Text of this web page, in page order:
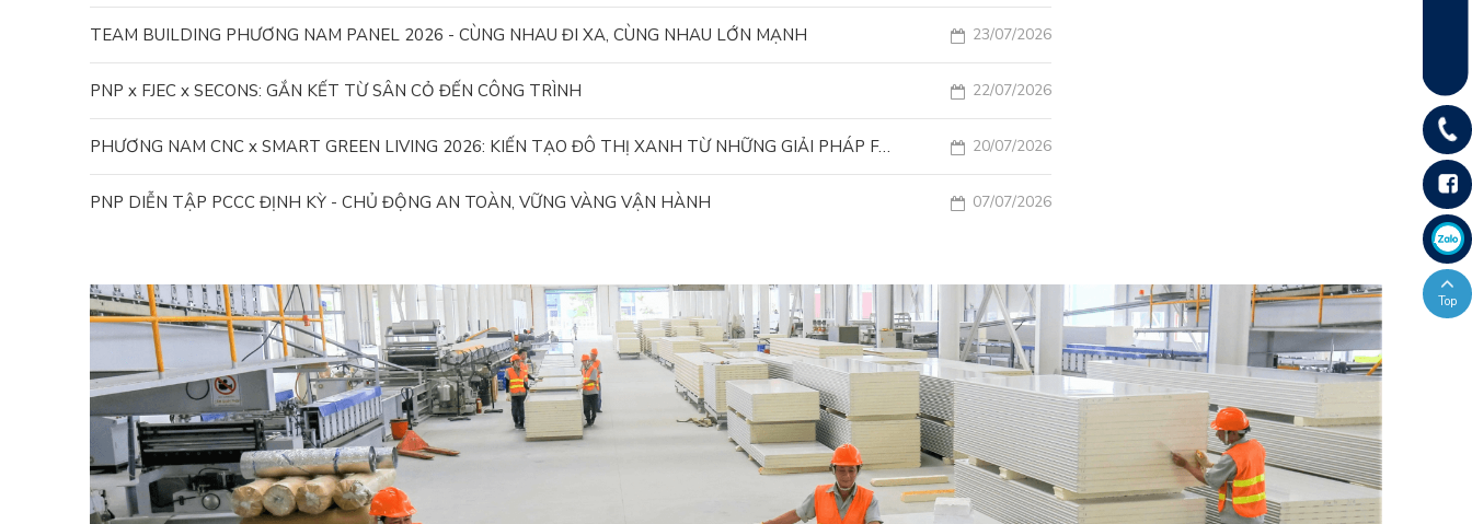
TEAM BUILDING PHƯƠNG NAM PANEL 2026 - CÙNG NHAU ĐI XA, CÙNG NHAU LỚN MẠNH 23/07/2026
PNP x FJEC x SECONS: GẮN KẾT TỪ SÂN CỎ ĐẾN CÔNG TRÌNH 22/07/2026
PHƯƠNG NAM CNC x SMART GREEN LIVING 2026: KIẾN TẠO ĐÔ THỊ XANH TỪ NHỮNG GIẢI PHÁP FACADE 20/07/2026
PNP DIỄN TẬP PCCC ĐỊNH KỲ - CHỦ ĐỘNG AN TOÀN, VỮNG VÀNG VẬN HÀNH 07/07/2026